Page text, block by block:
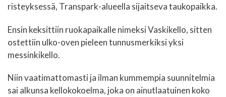
risteyksessä, Transpark-alueella sijaitseva taukopaikka.
Ensin keksittiin ruokapaikalle nimeksi Vaskikello, sitten
ostettiin ulko-oven pieleen tunnusmerkiksi yksi
messinkikello.
Niin vaatimattomasti ja ilman kummempia suunnitelmia
sai alkunsa kellokokoelma, joka on ainutlaatuinen koko